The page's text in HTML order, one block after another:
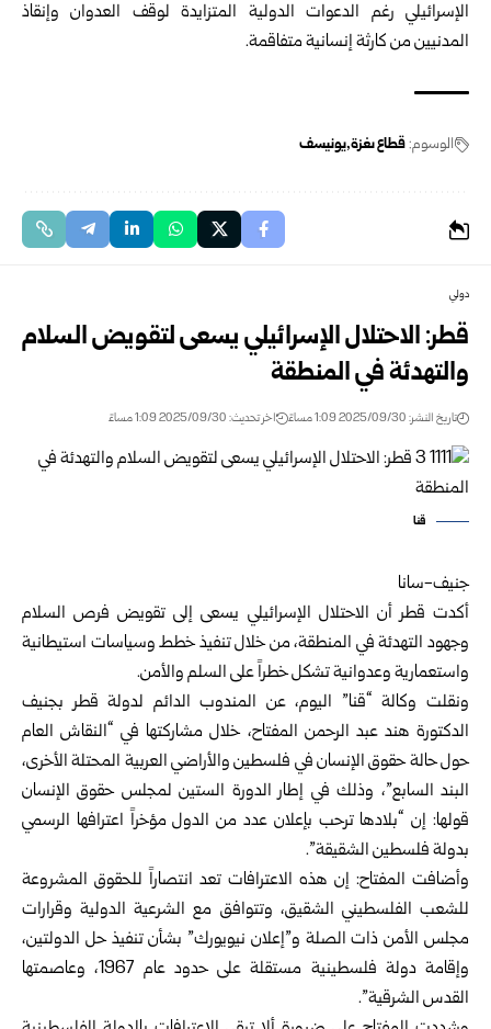
الإسرائيلي رغم الدعوات الدولية المتزايدة لوقف العدوان وإنقاذ
المدنيين من كارثة إنسانية متفاقمة.
الوسوم:قطاع ىغزة يونيسف
دولي
قطر: الاحتلال الإسرائيلي يسعى لتقويض السلام
والتهدئة في المنطقة
تاريخ النشر: 2025/09/30 1:09 مساءً اخر تحديث: 2025/09/30 1:09 مساءً
قنا
جنيف-سانا
أكدت قطر أن الاحتلال الإسرائيلي يسعى إلى تقويض فرص السلام
وجهود التهدئة في المنطقة، من خلال تنفيذ خطط وسياسات استيطانية
واستعمارية وعدوانية تشكل خطراً على السلم والأمن.
ونقلت وكالة “قنا” اليوم، عن المندوب الدائم لدولة قطر بجنيف
الدكتورة هند عبد الرحمن المفتاح، خلال مشاركتها في “النقاش العام
حول حالة حقوق الإنسان في فلسطين والأراضي العربية المحتلة الأخرى،
البند السابع”، وذلك في إطار الدورة الستين لمجلس حقوق الإنسان
قولها: إن “بلادها ترحب بإعلان عدد من الدول مؤخراً اعترافها الرسمي
بدولة فلسطين الشقيقة”.
وأضافت المفتاح: إن هذه الاعترافات تعد انتصاراً للحقوق المشروعة
للشعب الفلسطيني الشقيق، وتتوافق مع الشرعية الدولية وقرارات
مجلس الأمن ذات الصلة و”إعلان نيويورك” بشأن تنفيذ حل الدولتين،
وإقامة دولة فلسطينية مستقلة على حدود عام 1967، وعاصمتها
القدس الشرقية”.